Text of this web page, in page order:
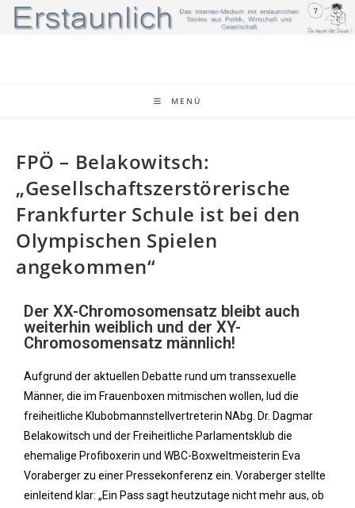
MENÜ
FPÖ – Belakowitsch:
„Gesellschaftszerstörerische
Frankfurter Schule ist bei den
Olympischen Spielen
angekommen“
Der XX-Chromosomensatz bleibt auch
weiterhin weiblich und der XY-
Chromosomensatz männlich!
Aufgrund der aktuellen Debatte rund um transsexuelle
Männer, die im Frauenboxen mitmischen wollen, lud die
freiheitliche Klubobmannstellvertreterin NAbg. Dr. Dagmar
Belakowitsch und der Freiheitliche Parlamentsklub die
ehemalige Profiboxerin und WBC-Boxweltmeisterin Eva
Voraberger zu einer Pressekonferenz ein. Voraberger stellte
einleitend klar: „Ein Pass sagt heutzutage nicht mehr aus, ob